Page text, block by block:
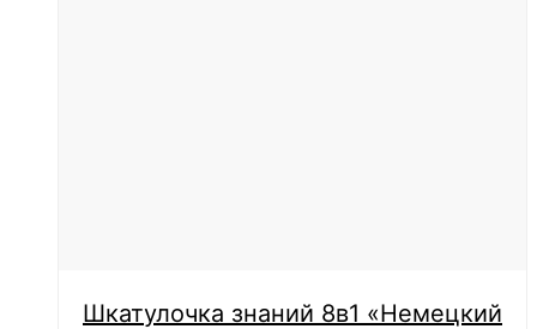
Шкатулочка знаний 8в1 «Немецкий